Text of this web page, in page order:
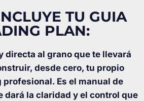
TU GUIA
PLAN:
directa al grano que te llevará
desde cero, tu propio
Es el manual de
dará la claridad y el control que